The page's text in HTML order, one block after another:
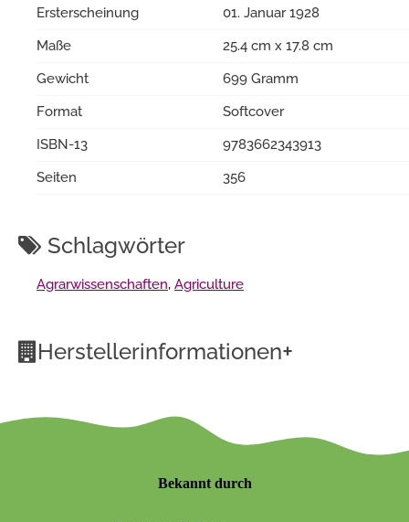
Ersterscheinung
01. Januar 1928
Maße
25.4 cm x 17.8 cm
Gewicht
699 Gramm
Format
Softcover
ISBN-13
9783662343913
Seiten
356
Schlagwörter
Agrarwissenschaften, Agriculture
Herstellerinformationen+
Bekannt durch